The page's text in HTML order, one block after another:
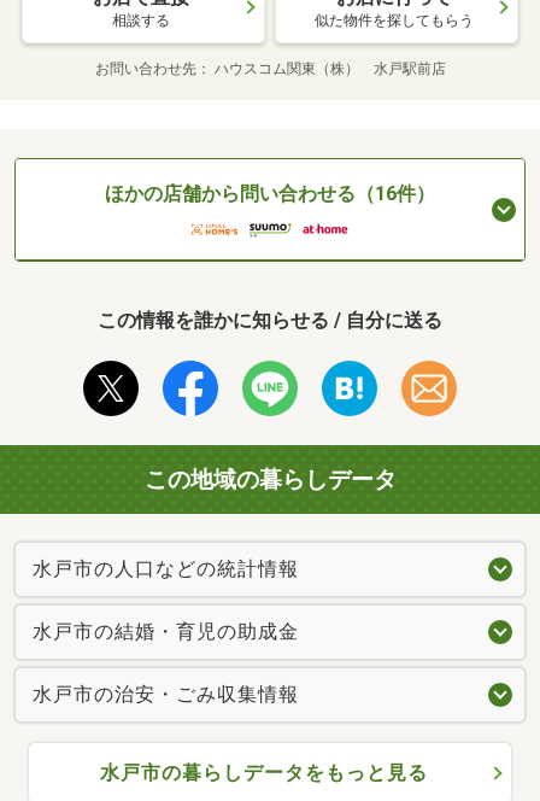
相談する 似た物件を探してもらう
お問い合わせ先 ハウスコム関東（株） 水戸駅前店
ほかの店舗から問い合わせる（16件）
この情報を誰かに知らせる / 自分に送る
この地域の暮らしデータ
水戸市の人口などの統計情報
水戸市の結婚・育児の助成金
水戸市の治安・ごみ収集情報
水戸市の暮らしデータをもっと見る